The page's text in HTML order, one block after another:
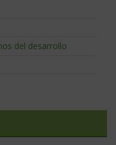
del desarrollo